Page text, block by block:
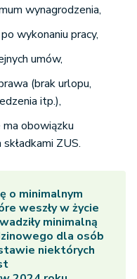
wynagrodzenia,
wykonaniu pracy,
umów,
(brak urlopu,
itp.),
obowiązku
ZUS.
o minimalnym
weszły w życie
minimalną
dla osób
niektórych